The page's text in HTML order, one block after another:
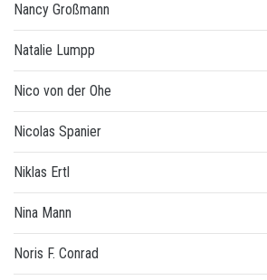
Nancy Großmann
Natalie Lumpp
Nico von der Ohe
Nicolas Spanier
Niklas Ertl
Nina Mann
Noris F. Conrad